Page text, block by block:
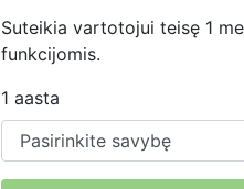
Suteikia vartotojui teisę 1
funkcijomis.
1 aasta